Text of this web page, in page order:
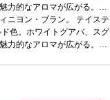
力的なアロマが広がる。垂
、スターフルーツ、キウ
す。ほのかなサワークリー
ムパイの鮮やかな含みと、
テージに変更されます、ご
ニヨン・ブラン。 テイステ
色。ホワイトグアバ、スグ
力的なアロマが広がる。垂
ムパイの鮮やかな含みと、